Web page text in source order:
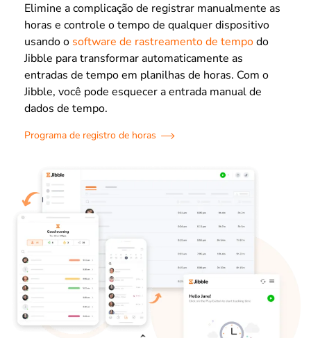
Elimine a complicação de registrar manualmente as
horas e controle o tempo de qualquer dispositivo
usando o software de rastreamento de tempodo
Jibble para transformar automaticamente as
entradas de tempo em planilhas de horas. Com o
Jibble, você pode esquecer a entrada manual de
dados de tempo.
Programa de registro de horas